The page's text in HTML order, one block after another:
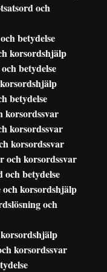
och
betydelse
korsordshjälp
betydelse
betydelse
korsordssvar
korsordssvar
korsordssvar
och korsordssvar
betydelse
och korsordshjälp
och
korsordssvar